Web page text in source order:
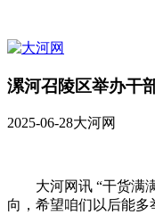
漯河召陵区举办干
2025-06-28大河网
大河网讯 “干货满
向，希望咱们以后能多